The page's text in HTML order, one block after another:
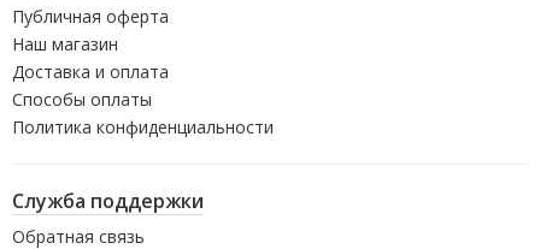
Публичная оферта
Наш магазин
Доставка и оплата
Способы оплаты
Политика конфиденциальности
Служба поддержки
Обратная связь